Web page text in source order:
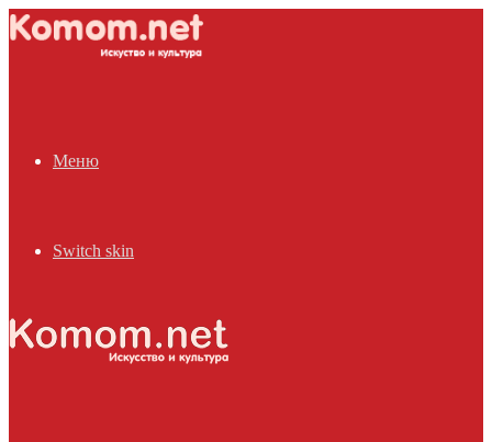
Меню
Switch skin